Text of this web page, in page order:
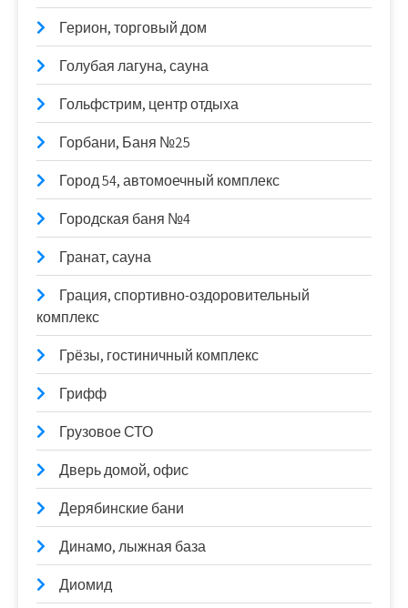
Герион, торговый дом
Голубая лагуна, сауна
Гольфстрим, центр отдыха
Горбани, Баня №25
Город 54, автомоечный комплекс
Городская баня №4
Гранат, сауна
Грация, спортивно-оздоровительный
комплекс
Грёзы, гостиничный комплекс
Грифф
Грузовое СТО
Дверь домой, офис
Дерябинские бани
Динамо, лыжная база
Диомид